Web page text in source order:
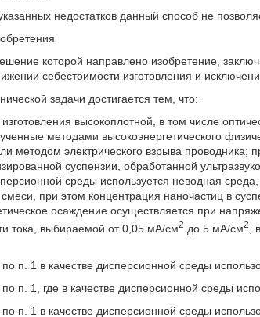
недостатков данный способ не
которой направлено изобретение,
себестоимости изготовления и
задачи достигается тем, что:
высокоплотной, в том числе
методами высокоэнергетического
методом электрического взрыва проводника;
суспензии, обработанной
среды используется неводная
при этом концентрация наночастиц в
осаждение осуществляется при
тока, выбираемой от 0,05 мА/см2 до 5 мА/см2
п. 1 в качестве дисперсионной среды
п. 1, где в качестве дисперсионной среды
п. 1 в качестве дисперсионной среды